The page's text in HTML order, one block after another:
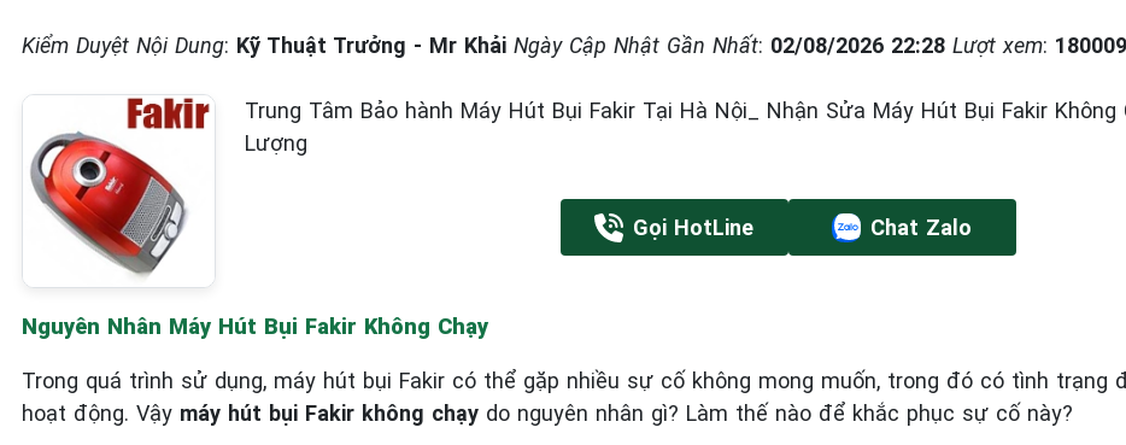
☎️ 09.86.85.89.22
Kiểm Duyệt Nội Dung: Kỹ Thuật Trưởng - Mr Khải Ngày Cập Nhật Gần Nhất: 02/08/2026 22:28 Lượt xem:
Trung Tâm Bảo hành Máy Hút Bụi Fakir Tại Hà Nội_ Nhận Sửa Máy Hút Bụi Fakir Không
Lượng
Gọi HotLine Chat Zalo
Nguyên Nhân Máy Hút Bụi Fakir Không Chạy
Trong quá trình sử dụng, máy hút bụi Fakir có thể gặp nhiều sự cố không mong muốn, trong đó có tình trạng
hoạt động. Vậy máy hút bụi Fakir không chạy do nguyên nhân gì? Làm thế nào để khắc phục sự cố này?